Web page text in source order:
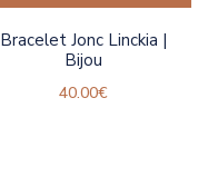
Bracelet Jonc Linckia |
Bijou
40.00€